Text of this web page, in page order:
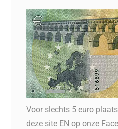
Voor slechts 5 euro
deze site EN op onze